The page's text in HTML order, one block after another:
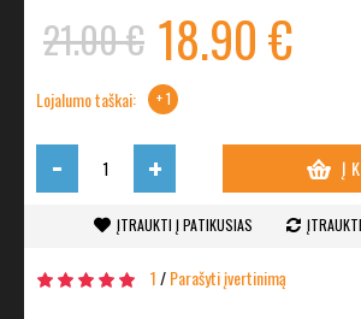
21.00 € 18.90 €
Lojalumo taškai: + 1
- + Į
ĮTRAUKTI Į PATIKUSIAS
1/Parašyti įvertinimą